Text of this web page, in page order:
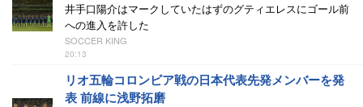
井手口陽介はマークしていたはずのグティエレスにゴール前
への進入を許した
SOCCER KING
20:13
リオ五輪コロンビア戦の日本代表先発メンバーを発
表 前線に浅野拓磨